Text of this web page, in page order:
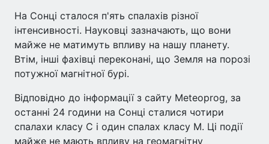
На Сонці сталося п'ять спалахів різної
інтенсивності. Науковці зазначають, що вони
майже не матимуть впливу на нашу планету.
Втім, інші фахівці переконані, що Земля на порозі
потужної магнітної бурі.
Відповідно до інформації з сайту Meteoprog, за
останні 24 години на Сонці сталися чотири
спалахи класу С і один спалах класу М. Ці події
майже не мають впливу на геомагнітну